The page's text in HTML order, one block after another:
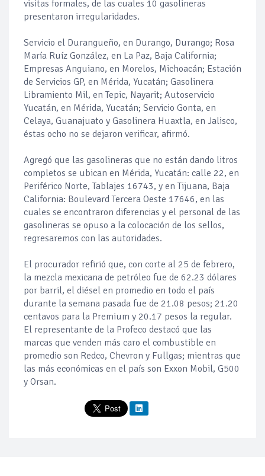
visitas formales, de las cuales 10 gasolineras
presentaron irregularidades.
Servicio el Durangueño, en Durango, Durango; Rosa
María Ruíz González, en La Paz, Baja California;
Empresas Anguiano, en Morelos, Michoacán; Estación
de Servicios GP, en Mérida, Yucatán; Gasolinera
Libramiento Mil, en Tepic, Nayarit; Autoservicio
Yucatán, en Mérida, Yucatán; Servicio Gonta, en
Celaya, Guanajuato y Gasolinera Huaxtla, en Jalisco,
éstas ocho no se dejaron verificar, afirmó.
Agregó que las gasolineras que no están dando litros
completos se ubican en Mérida, Yucatán: calle 22, en
Periférico Norte, Tablajes 16743, y en Tijuana, Baja
California: Boulevard Tercera Oeste 17646, en las
cuales se encontraron diferencias y el personal de las
gasolineras se opuso a la colocación de los sellos,
regresaremos con las autoridades.
El procurador refirió que, con corte al 25 de febrero,
la mezcla mexicana de petróleo fue de 62.23 dólares
por barril, el diésel en promedio en todo el país
durante la semana pasada fue de 21.08 pesos; 21.20
centavos para la Premium y 20.17 pesos la regular.
El representante de la Profeco destacó que las
marcas que venden más caro el combustible en
promedio son Redco, Chevron y Fullgas; mientras que
las más económicas en el país son Exxon Mobil, G500
y Orsan.